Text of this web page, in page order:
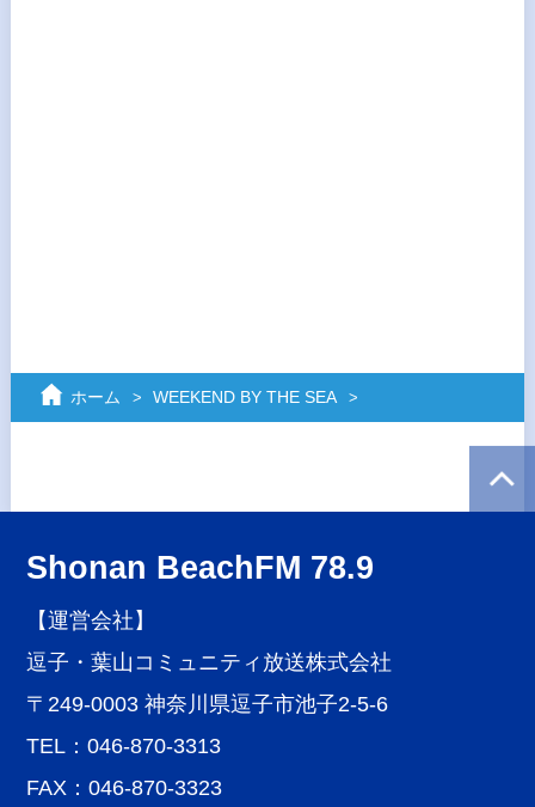
ホーム WEEKEND BY THE SEA
Shonan BeachFM 78.9
【運営会社】
逗子・葉山コミュニティ放送株式会社
〒249-0003 神奈川県逗子市池子2-5-6
TEL：046-870-3313
FAX：046-870-3323